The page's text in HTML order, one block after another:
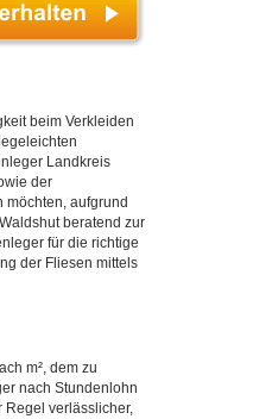
beim Verkleiden
Landkreis
der
möchten, aufgrund
beratend zur
für die richtige
der Fliesen mittels
m², dem zu
nach Stundenlohn
Regel verlässlicher,